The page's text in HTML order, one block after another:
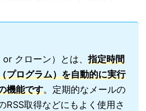
クローン）とは、指定時間
プログラム）を自動的に実行
機能です。定期的なメールの
RSS取得などにもよく使用さ